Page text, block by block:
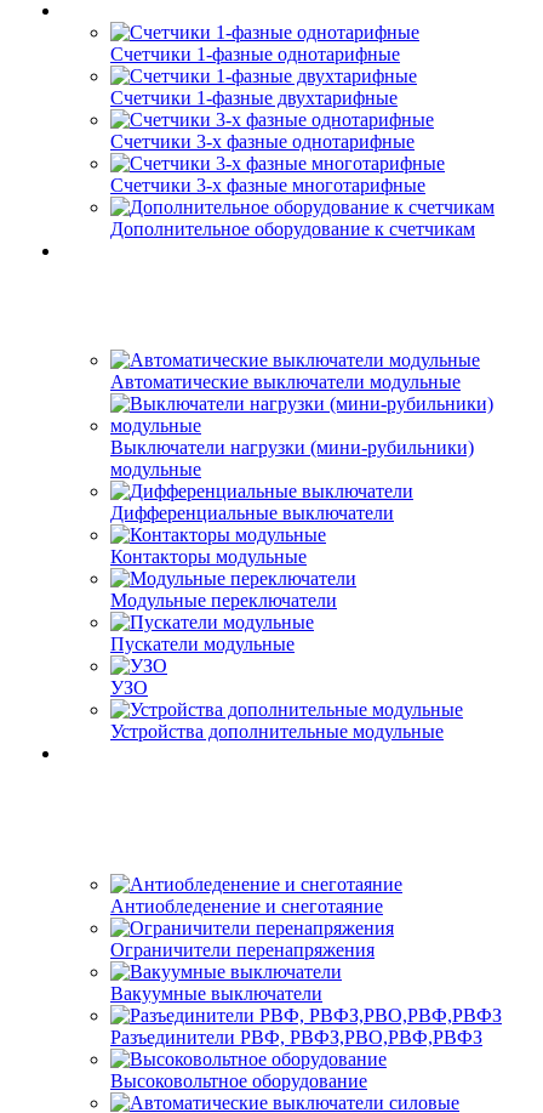
Счетчики 1-фазные однотарифные
Счетчики 1-фазные двухтарифные
Счетчики 3-х фазные однотарифные
Счетчики 3-х фазные многотарифные
Дополнительное оборудование к счетчикам
Автоматические выключатели модульные
Выключатели нагрузки (мини-рубильники)
модульные
Дифференциальные выключатели
Контакторы модульные
Модульные переключатели
Пускатели модульные
УЗО
Устройства дополнительные модульные
Антиобледенение и снеготаяние
Ограничители перенапряжения
Вакуумные выключатели
Разъединители РВФ, РВФЗ,РВО,РВФ,РВФЗ
Высоковольтное оборудование